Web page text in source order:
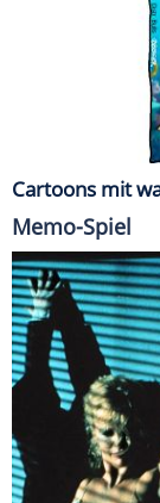
Cartoons mit
Memo-Spiel